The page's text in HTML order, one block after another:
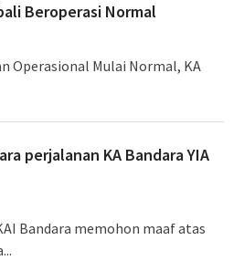
Beroperasi Normal
Operasional Mulai Normal, KA
perjalanan KA Bandara YIA
Bandara memohon maaf atas